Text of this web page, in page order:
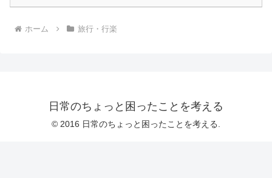
ホーム 旅行・行楽
日常のちょっと困ったことを考える
© 2016 日常のちょっと困ったことを考える.